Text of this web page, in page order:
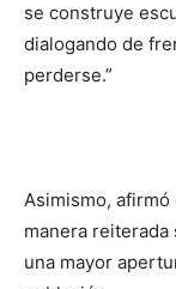
se construye
dialogando de
perderse.”
Asimismo, afirmó
manera
una mayor